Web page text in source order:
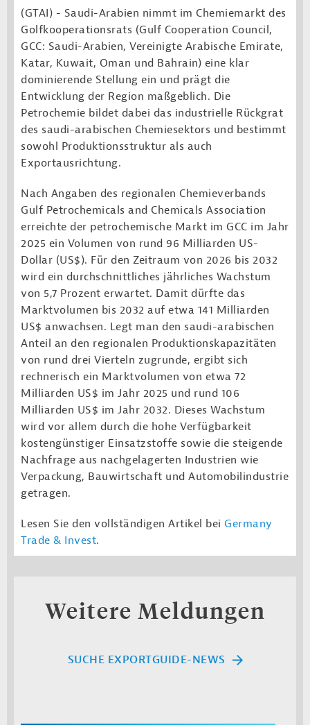
(GTAI) - Saudi-Arabien nimmt im Chemiemarkt des
Golfkooperationsrats (Gulf Cooperation Council,
GCC: Saudi-Arabien, Vereinigte Arabische Emirate,
Katar, Kuwait, Oman und Bahrain) eine klar
dominierende Stellung ein und prägt die
Entwicklung der Region maßgeblich. Die
Petrochemie bildet dabei das industrielle Rückgrat
des saudi-arabischen Chemiesektors und bestimmt
sowohl Produktionsstruktur als auch
Exportausrichtung.
Nach Angaben des regionalen Chemieverbands
Gulf Petrochemicals and Chemicals Association
erreichte der petrochemische Markt im GCC im Jahr
2025 ein Volumen von rund 96 Milliarden US-
Dollar (US$). Für den Zeitraum von 2026 bis 2032
wird ein durchschnittliches jährliches Wachstum
von 5,7 Prozent erwartet. Damit dürfte das
Marktvolumen bis 2032 auf etwa 141 Milliarden
US$ anwachsen. Legt man den saudi-arabischen
Anteil an den regionalen Produktionskapazitäten
von rund drei Vierteln zugrunde, ergibt sich
rechnerisch ein Marktvolumen von etwa 72
Milliarden US$ im Jahr 2025 und rund 106
Milliarden US$ im Jahr 2032. Dieses Wachstum
wird vor allem durch die hohe Verfügbarkeit
kostengünstiger Einsatzstoffe sowie die steigende
Nachfrage aus nachgelagerten Industrien wie
Verpackung, Bauwirtschaft und Automobilindustrie
getragen.
Lesen Sie den vollständigen Artikel bei Germany
Trade & Invest.
Weitere Meldungen
SUCHE EXPORTGUIDE-NEWS